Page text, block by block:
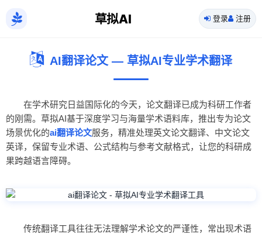
草拟AI 登录 注册
AI翻译论文 — 草拟AI专业学术翻译
在学术研究日益国际化的今天，论文翻译已成为科研工作者
的刚需。草拟AI基于深度学习与海量学术语料库，推出专为论文
场景优化的ai翻译论文服务，精准处理英文论文翻译、中文论文
英译，保留专业术语、公式结构与参考文献格式，让您的科研成
果跨越语言障碍。
传统翻译工具往往无法理解学术论文的严谨性，常出现术语